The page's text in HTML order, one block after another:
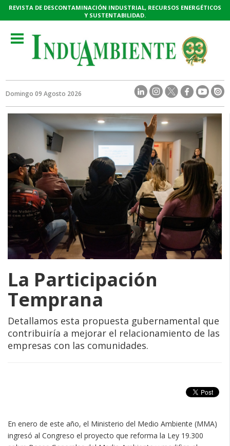
REVISTA DE DESCONTAMINACIÓN INDUSTRIAL, RECURSOS ENERGÉTICOS
Y SUSTENTABILIDAD.
Toggle
navigation
Domingo 09 Agosto 2026
La Participación
Temprana
Detallamos esta propuesta gubernamental que
contribuiría a mejorar el relacionamiento de las
empresas con las comunidades.
En enero de este año, el Ministerio del Medio Ambiente (MMA)
ingresó al Congreso el proyecto que reforma la Ley 19.300